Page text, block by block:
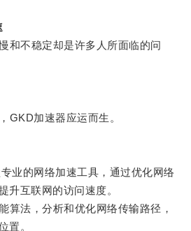
不稳定却是许多人所面临的问
加速器应运而生。
的网络加速工具，通过优化网络
升互联网的访问速度。
法，分析和优化网络传输路径，
置。